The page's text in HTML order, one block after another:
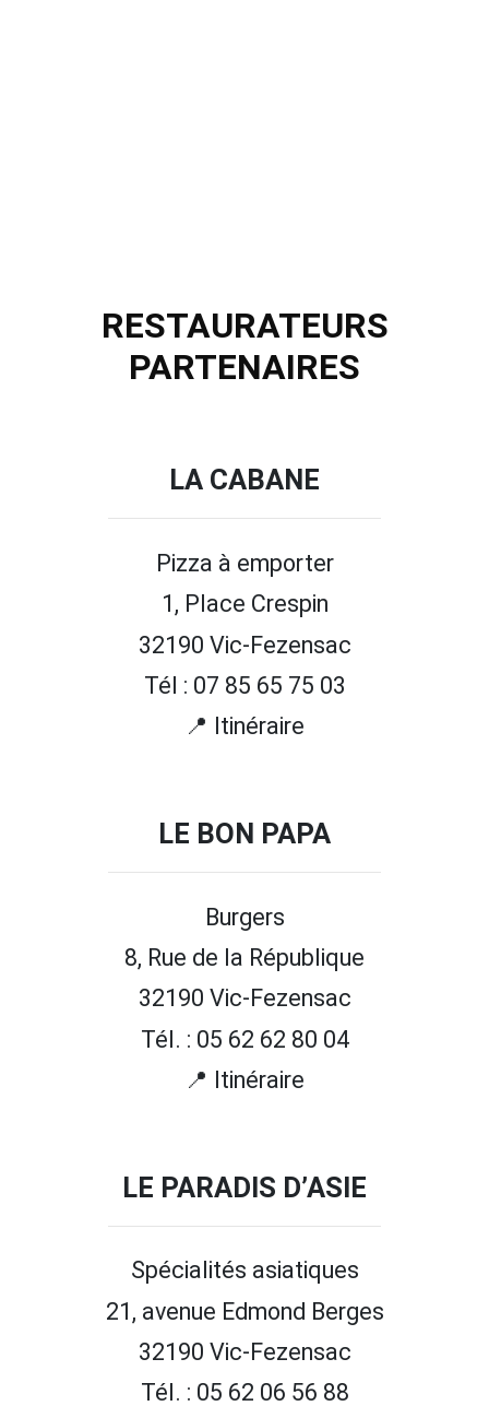
RESTAURATEURS
PARTENAIRES
LA CABANE
Pizza à emporter
1, Place Crespin
32190 Vic-Fezensac
Tél : 07 85 65 75 03
📍 Itinéraire
LE BON PAPA
Burgers
8, Rue de la République
32190 Vic-Fezensac
Tél. : 05 62 62 80 04
📍 Itinéraire
LE PARADIS D’ASIE
Spécialités asiatiques
21, avenue Edmond Berges
32190 Vic-Fezensac
Tél. : 05 62 06 56 88